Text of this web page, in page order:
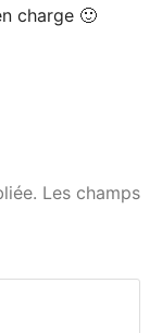
charge 🙂
Les champs